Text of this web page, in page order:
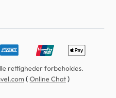
Visa, MasterCard, American
rettigheder forbeholdes.
( Online Chat)